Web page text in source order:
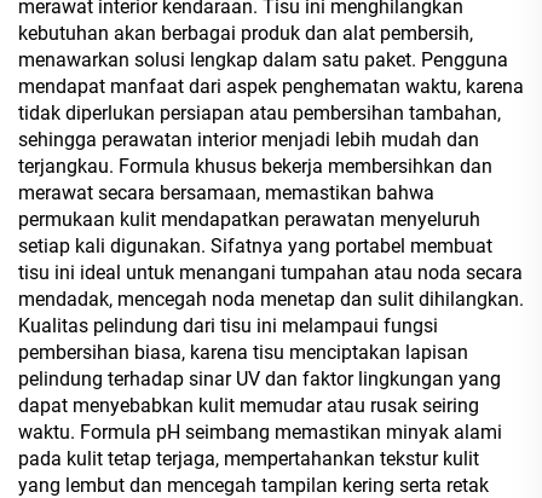
merawat interior kendaraan. Tisu ini menghilangkan
kebutuhan akan berbagai produk dan alat pembersih,
menawarkan solusi lengkap dalam satu paket. Pengguna
mendapat manfaat dari aspek penghematan waktu, karena
tidak diperlukan persiapan atau pembersihan tambahan,
sehingga perawatan interior menjadi lebih mudah dan
terjangkau. Formula khusus bekerja membersihkan dan
merawat secara bersamaan, memastikan bahwa
permukaan kulit mendapatkan perawatan menyeluruh
setiap kali digunakan. Sifatnya yang portabel membuat
tisu ini ideal untuk menangani tumpahan atau noda secara
mendadak, mencegah noda menetap dan sulit dihilangkan.
Kualitas pelindung dari tisu ini melampaui fungsi
pembersihan biasa, karena tisu menciptakan lapisan
pelindung terhadap sinar UV dan faktor lingkungan yang
dapat menyebabkan kulit memudar atau rusak seiring
waktu. Formula pH seimbang memastikan minyak alami
pada kulit tetap terjaga, mempertahankan tekstur kulit
yang lembut dan mencegah tampilan kering serta retak